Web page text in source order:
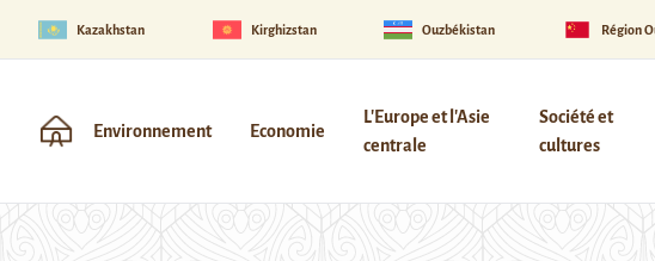
Kazakhstan Kirghizstan Ouzbékistan Région
Environnement Economie
L'Europe et l'Asie
centrale
Société et
cultures